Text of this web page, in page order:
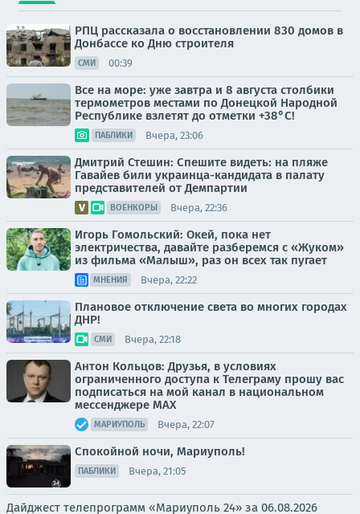
РПЦ рассказала о восстановлении 830 домов в
Донбассе ко Дню строителя
СМИ 00:39
Все на море: уже завтра и 8 августа столбики
термометров местами по Донецкой Народной
Республике взлетят до отметки +38°C!
ПАБЛИКИ Вчера, 23:06
Дмитрий Стешин: Спешите видеть: на пляже
Гавайев били украинца-кандидата в палату
представителей от Демпартии
ВОЕНКОРЫ Вчера, 22:36
Игорь Гомольский: Окей, пока нет
электричества, давайте разберемся с «Жуком»
из фильма «Малыш», раз он всех так пугает
МНЕНИЯ Вчера, 22:22
Плановое отключение света во многих городах
ДНР!
СМИ Вчера, 22:18
Антон Кольцов: Друзья, в условиях
ограниченного доступа к Телеграму прошу вас
подписаться на мой канал в национальном
мессенджере МАХ
МАРИУПОЛЬ Вчера, 22:07
Спокойной ночи, Мариуполь!
ПАБЛИКИ Вчера, 21:05
Дайджест телепрограмм «Мариуполь 24» за 06.08.2026